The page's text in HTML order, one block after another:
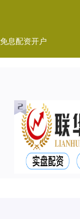
免息配资开户